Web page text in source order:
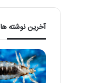
آخرین نوشته ها